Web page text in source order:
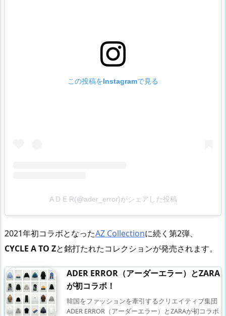
この投稿をInstagramで見る
A D E R(@ader_error)がシェアした投稿
2021年初コラボとなったAZ Collectionに続く第2弾、
CYCLE A TO Zと銘打たれたコレクションが発売されます。
ADER ERROR（アーダーエラー）とZARA
が初コラボ！
韓国をファッションを牽引するクリエイティブ集団
ADER ERROR（アーダーエラー）とZARAが初コラボ